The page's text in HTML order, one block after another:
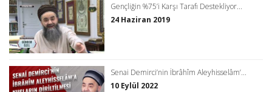
Gençliğin %75’i Karşı Tarafı Destekliyor...
24 Haziran 2019
Senai Demirci’nin İbrâhîm Aleyhisselâm’...
10 Eylül 2022